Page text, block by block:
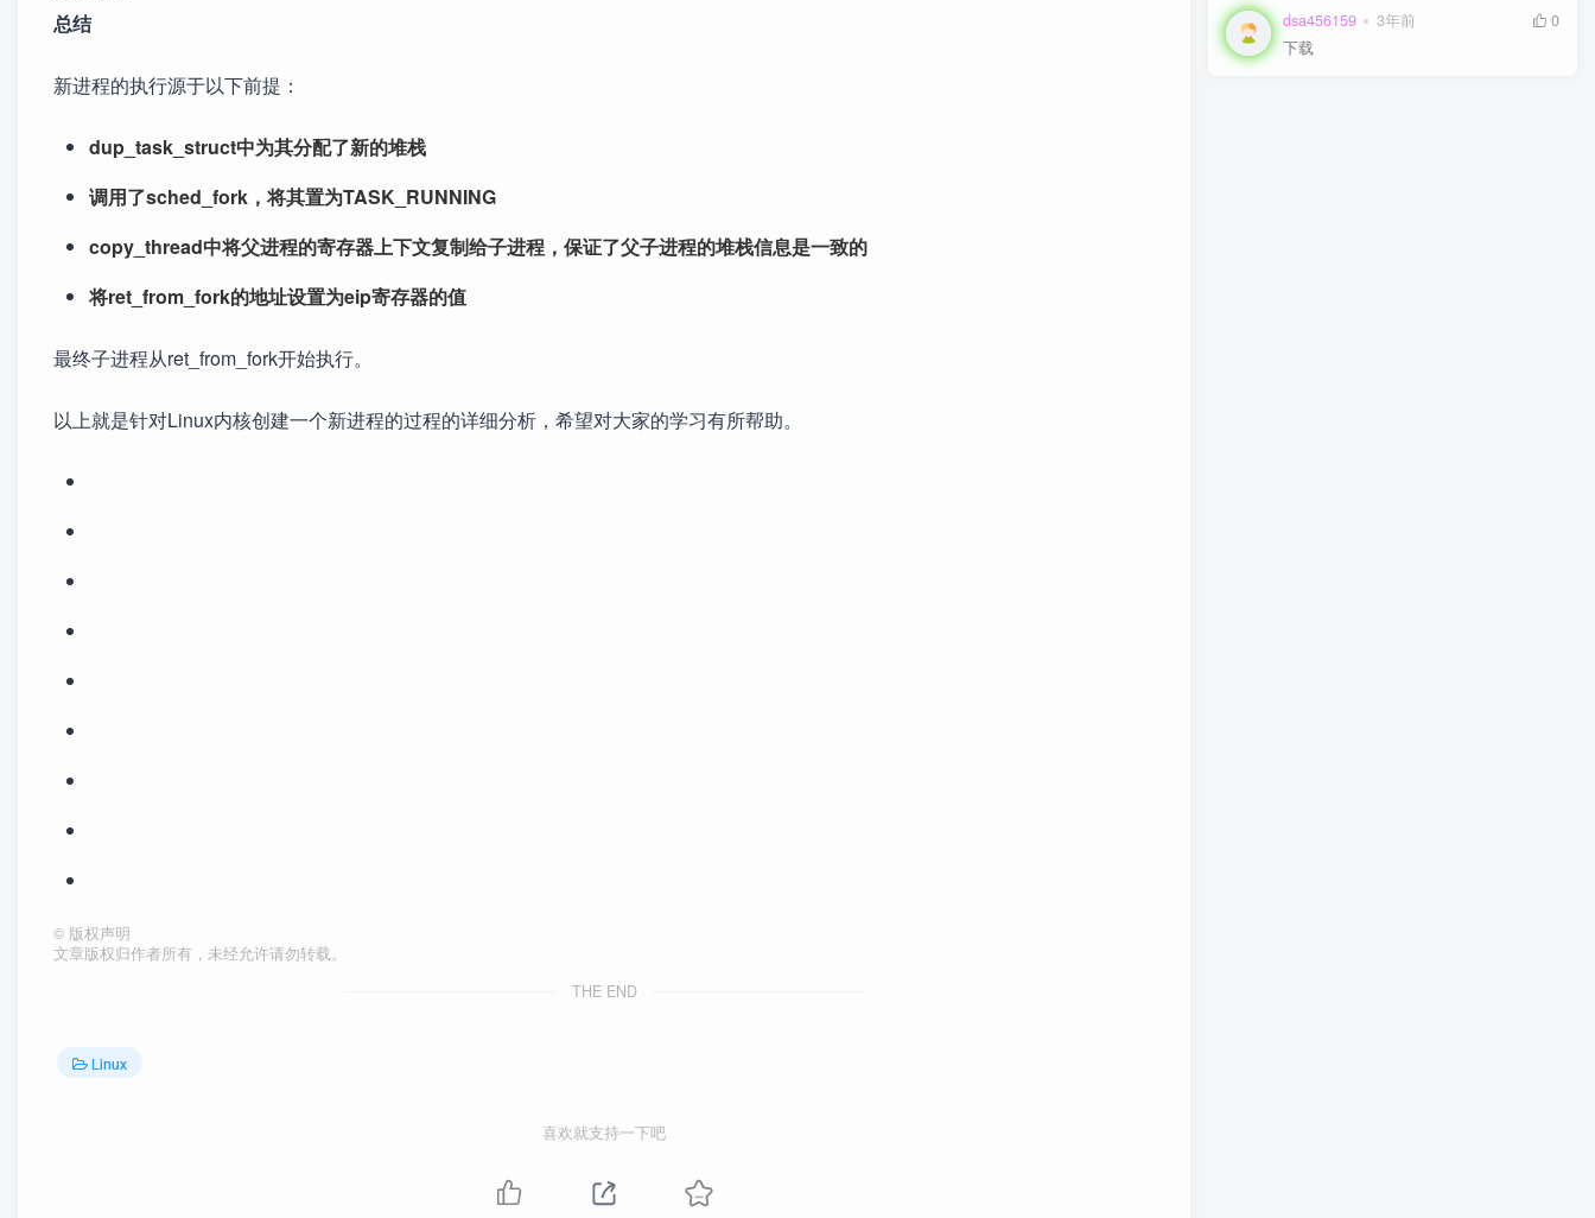
总结
新进程的执行源于以下前提：
dup_task_struct中为其分配了新的堆栈
调用了sched_fork，将其置为TASK_RUNNING
copy_thread中将父进程的寄存器上下文复制给子进程，保证了父子进程的堆栈信息是一致的
将ret_from_fork的地址设置为eip寄存器的值
最终子进程从ret_from_fork开始执行。
以上就是针对Linux内核创建一个新进程的过程的详细分析，希望对大家的学习有所帮助。
© 版权声明
文章版权归作者所有，未经允许请勿转载。
THE END
Linux
喜欢就支持一下吧
dsa456159 3年前
0
下载
dsa456159 3年前
0
下载